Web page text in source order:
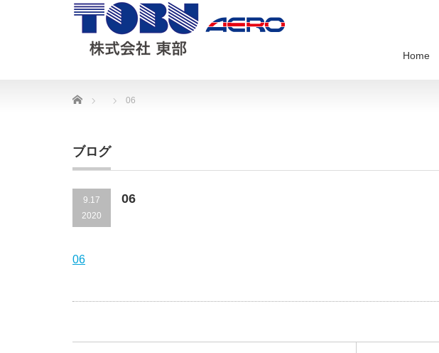
Home
Home 06
ブログ
9.17
2020
06
06